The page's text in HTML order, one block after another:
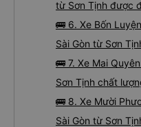
từ Sơn Tịnh được
🚌 6. Xe Bốn
Sài Gòn từ Sơn
🚌 7. Xe Mai
Sơn Tịnh chất
🚌 8. Xe Mười
Sài Gòn từ Sơn